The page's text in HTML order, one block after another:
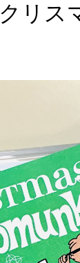
リス